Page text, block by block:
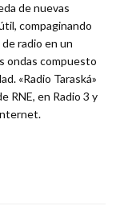
de nuevas
compaginando
radio en un
ondas compuesto
«Radio Taraská»
RNE, en Radio 3 y